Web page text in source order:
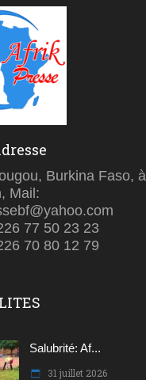
Burkina Faso, à
Mail:
77 50 23 23
70 80 12 79
Salubrité: Af...
31 juillet 2026